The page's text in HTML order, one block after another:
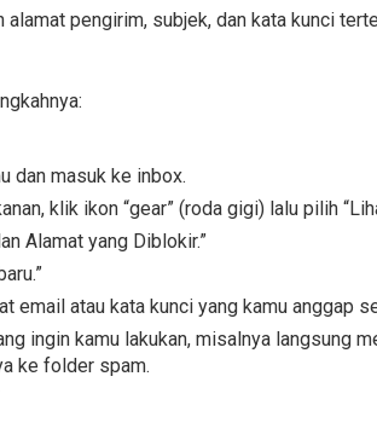
alamat pengirim, subjek, dan kata kunci
dan masuk ke inbox.
klik ikon “gear” (roda gigi) lalu pilih
Alamat yang Diblokir.”
email atau kata kunci yang kamu anggap
ingin kamu lakukan, misalnya langsung
ke folder spam.